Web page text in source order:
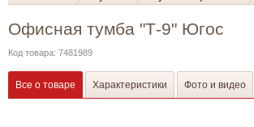
Офисная тумба "Т-9" Югос
Код товара: 7481989
Все о товаре Характеристики Фото и видео